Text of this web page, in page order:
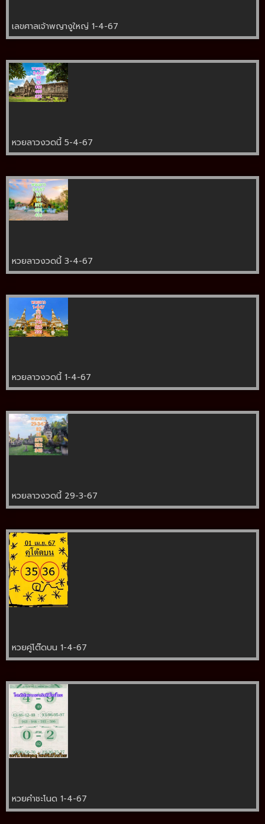
เลขศาลเจ้าพญางูใหญ่ 1-4-67
หวยลาวงวดนี้ 5-4-67
หวยลาวงวดนี้ 3-4-67
หวยลาวงวดนี้ 1-4-67
หวยลาวงวดนี้ 29-3-67
หวยคู่โต๊ดบน 1-4-67
หวยคำชะโนด 1-4-67